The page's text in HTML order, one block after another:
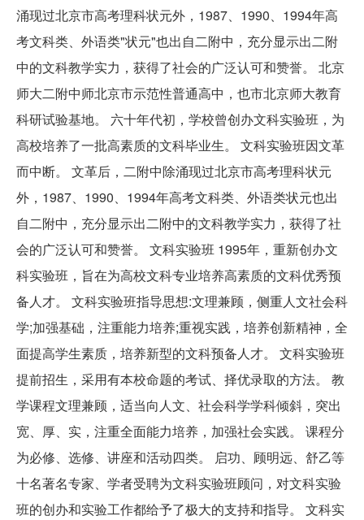
涌现过北京市高考理科状元外，1987、1990、1994年高
考文科类、外语类"状元"也出自二附中，充分显示出二附
中的文科教学实力，获得了社会的广泛认可和赞誉。 北京
师大二附中师北京市示范性普通高中，也市北京师大教育
科研试验基地。 六十年代初，学校曾创办文科实验班，为
高校培养了一批高素质的文科毕业生。 文科实验班因文革
而中断。 文革后，二附中除涌现过北京市高考理科状元
外，1987、1990、1994年高考文科类、外语类状元也出
自二附中，充分显示出二附中的文科教学实力，获得了社
会的广泛认可和赞誉。 文科实验班 1995年，重新创办文
科实验班，旨在为高校文科专业培养高素质的文科优秀预
备人才。 文科实验班指导思想:文理兼顾，侧重人文社会科
学;加强基础，注重能力培养;重视实践，培养创新精神，全
面提高学生素质，培养新型的文科预备人才。 文科实验班
提前招生，采用有本校命题的考试、择优录取的方法。 教
学课程文理兼顾，适当向人文、社会科学学科倾斜，突出
宽、厚、实，注重全面能力培养，加强社会实践。 课程分
为必修、选修、讲座和活动四类。 启功、顾明远、舒乙等
十名著名专家、学者受聘为文科实验班顾问，对文科实验
班的创办和实验工作都给予了极大的支持和指导。 文科实